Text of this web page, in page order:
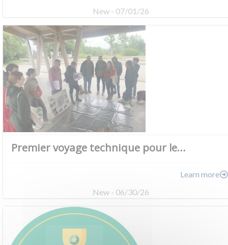
New - 07/01/26
Premier voyage technique pour le…
Learn more
New - 06/30/26